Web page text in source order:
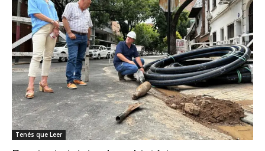
Tenés que Leer